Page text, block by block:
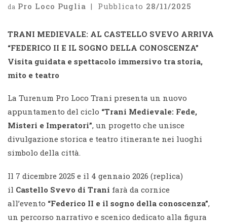
da Pro Loco Puglia | Pubblicato 28/11/2025
TRANI MEDIEVALE: AL CASTELLO SVEVO ARRIVA
“FEDERICO II E IL SOGNO DELLA CONOSCENZA”
Visita guidata e spettacolo immersivo tra storia,
mito e teatro
La Turenum Pro Loco Trani presenta un nuovo
appuntamento del ciclo “Trani Medievale: Fede,
Misteri e Imperatori”, un progetto che unisce
divulgazione storica e teatro itinerante nei luoghi
simbolo della città.
Il 7 dicembre 2025 e il 4 gennaio 2026 (replica)
il Castello Svevo di Trani farà da cornice
all’evento “Federico II e il sogno della conoscenza”,
un percorso narrativo e scenico dedicato alla figura